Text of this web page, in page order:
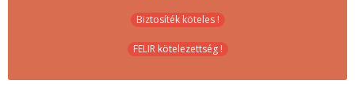
Biztosíték köteles !
FELIR kötelezettség !